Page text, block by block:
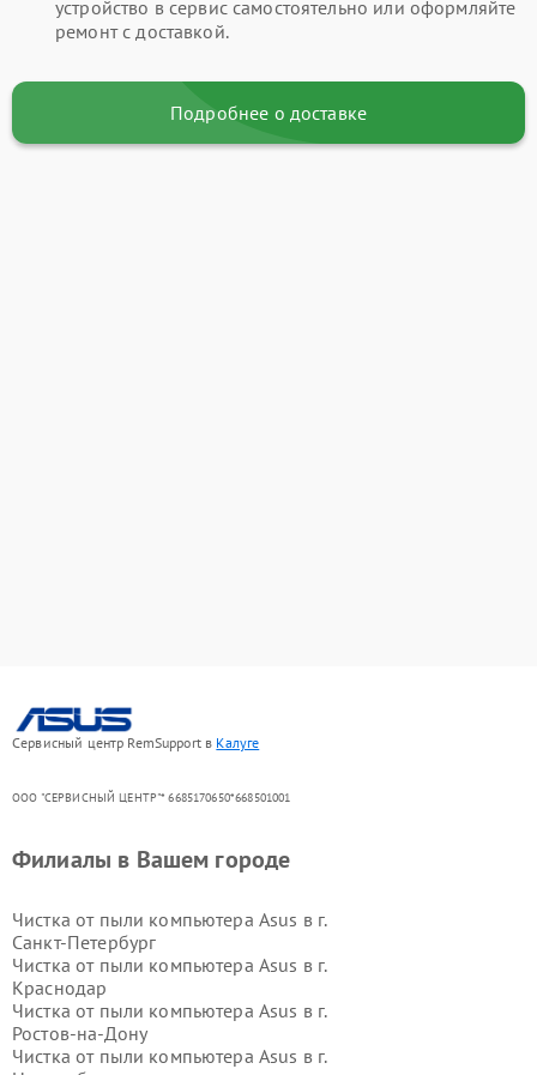
устройство в сервис самостоятельно или оформляйте
ремонт с доставкой.
Подробнее о доставке
Сервисный центр RemSupport в Калуге
ООО "СЕРВИСНЫЙ ЦЕНТР"* 6685170650*668501001
Филиалы в Вашем городе
Чистка от пыли компьютера Asus в г.
Санкт-Петербург
Чистка от пыли компьютера Asus в г.
Краснодар
Чистка от пыли компьютера Asus в г.
Ростов-на-Дону
Чистка от пыли компьютера Asus в г.